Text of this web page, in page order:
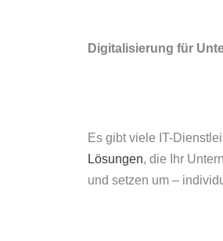
Digitalisierung für
Es gibt viele IT-
Lösungen, die Ihr
und setzen um –